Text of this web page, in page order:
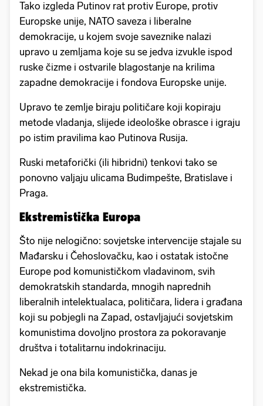
Tako izgleda Putinov rat protiv Europe, protiv
Europske unije, NATO saveza i liberalne
demokracije, u kojem svoje saveznike nalazi
upravo u zemljama koje su se jedva izvukle ispod
ruske čizme i ostvarile blagostanje na krilima
zapadne demokracije i fondova Europske unije.
Upravo te zemlje biraju političare koji kopiraju
metode vladanja, slijede ideološke obrasce i igraju
po istim pravilima kao Putinova Rusija.
Ruski metaforički (ili hibridni) tenkovi tako se
ponovno valjaju ulicama Budimpešte, Bratislave i
Praga.
Ekstremistička Europa
Što nije nelogično: sovjetske intervencije stajale su
Mađarsku i Čehoslovačku, kao i ostatak istočne
Europe pod komunističkom vladavinom, svih
demokratskih standarda, mnogih naprednih
liberalnih intelektualaca, političara, lidera i građana
koji su pobjegli na Zapad, ostavljajući sovjetskim
komunistima dovoljno prostora za pokoravanje
društva i totalitarnu indokrinaciju.
Nekad je ona bila komunistička, danas je
ekstremistička.